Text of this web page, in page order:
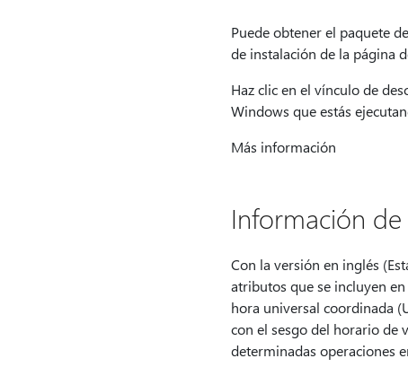
Puede obtener el paquete
de instalación de la página
Haz clic en el vínculo de
Windows que estás
Más información
Información
Con la versión en inglés
atributos que se incluyen
hora universal coordinada
con el sesgo del horario de
determinadas operaciones